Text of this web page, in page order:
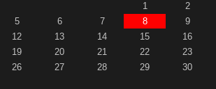
1
2
5 6 7 8
9
12 13 14 15
16
19 20 21 22
23
26 27 28 29
30